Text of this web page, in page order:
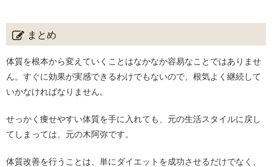
まとめ
体質を根本から変えていくことはなかなか容易なことではありませ
ん。すぐに効果が実感できるわけでもないので、根気よく継続して
いかなければなりません。
せっかく痩せやすい体質を手に入れても、元の生活スタイルに戻し
てしまっては、元の木阿弥です。
体質改善を行うことは、単にダイエットを成功させるだけでなく、